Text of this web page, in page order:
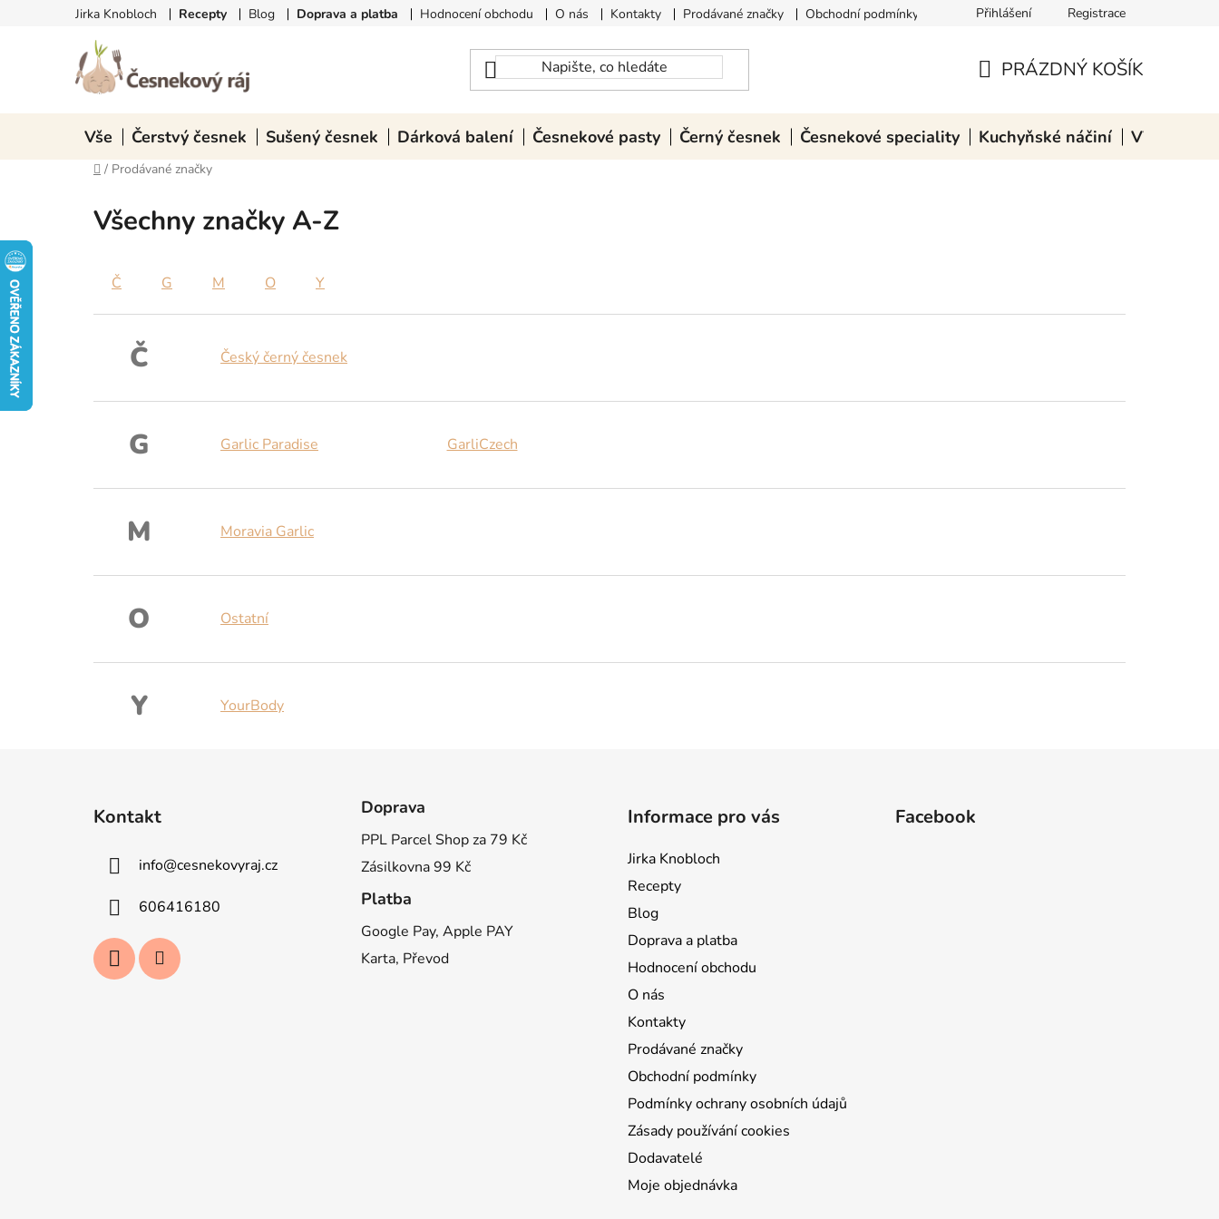
Jirka Knobloch Recepty Blog Doprava a platba Hodnocení obchodu O nás Kontakty Prodávané značky Obchodní podmínky Podmínky ochrany osobních údajů
Přihlášení Registrace
KOŠÍK
PRÁZDNÝ KOŠÍK
Vše Čerstvý česnek Sušený česnek Dárková balení Česnekové pasty Černý česnek Česnekové speciality Kuchyňské náčiní VÝPRODEJ
Domů
/ Prodávané značky
Všechny značky A-Z
Č G M O Y
Č Český černý česnek
G Garlic Paradise GarliCzech
M Moravia Garlic
O Ostatní
Y YourBody
Kontakt
info@cesnekovyraj.cz
606416180
Doprava
PPL Parcel Shop za 79 Kč
Zásilkovna 99 Kč
Platba
Google Pay, Apple PAY
Karta, Převod
Informace pro vás
Jirka Knobloch
Recepty
Blog
Doprava a platba
Hodnocení obchodu
O nás
Kontakty
Prodávané značky
Obchodní podmínky
Podmínky ochrany osobních údajů
Zásady používání cookies
Dodavatelé
Moje objednávka
Facebook